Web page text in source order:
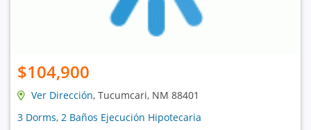
$104,900
Ver Dirección, Tucumcari, NM 88401
3 Dorms, 2 Baños Ejecución Hipotecaria